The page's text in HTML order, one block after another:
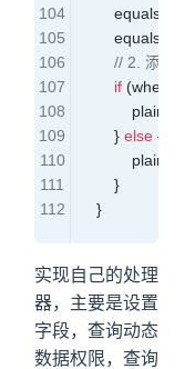
// 2. 添
        if
(where
        }
else {
        }
    }
实现自己的处理
器，主要是设置
字段，查询动态
数据权限，查询